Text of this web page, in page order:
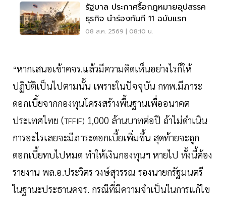
รัฐบาล ประกาศรื้อกฎหมายอุปสรรค
ธุรกิจ นำร่องทันที 11 ฉบับแรก
08 ส.ค. 2569 | 08:10 น.
“หากเสนอเข้าคจร.แล้วมีความคิดเห็นอย่างไรก็ให้
ปฏิบัติเป็นไปตามนั้น เพราะในปัจจุบัน กทพ.มีภาระ
ดอกเบี้ยจากกองทุนโครงสร้างพื้นฐานเพื่ออนาคต
ประเทศไทย (TFFIF) 1,000 ล้านบาทต่อปี ถ้าไม่ดำเนิน
การอะไรเลยจะมีภาระดอกเบี้ยเพิ่มขึ้น สุดท้ายจะถูก
ดอกเบี้ยทบไปหมด ทำให้เงินกองทุนฯ หายไป ทั้งนี้ต้อง
รายงาน พล.อ.ประวิตร วงษ์สุวรรณ รองนายกรัฐมนตรี
ในฐานะประธานคจร. กรณีที่มีความจำเป็นในการแก้ไข